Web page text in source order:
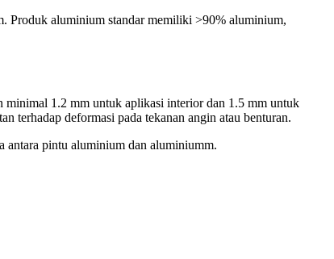
Produk aluminium standar memiliki >90% aluminium,
minimal 1.2 mm untuk aplikasi interior dan 1.5 mm untuk
terhadap deformasi pada tekanan angin atau benturan.
antara pintu aluminium dan aluminiumm.